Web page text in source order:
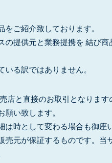
ご紹介致しております。
提供元と業務提携を 結び
る訳ではありません。
店と直接のお取引となりま
い致します。
時として変わる場合も御座
売元が保証するものです。当